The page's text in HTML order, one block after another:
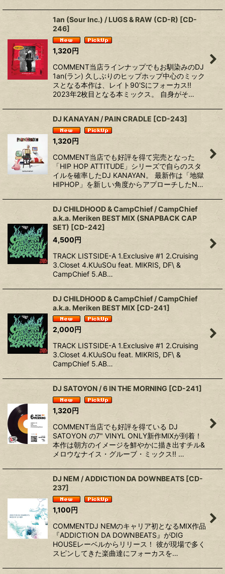
1an (Sour Inc.) / LUGS & RAW (CD-R) [CD-
246]
1,320円
COMMENT当店ラインナップでもお馴染みのDJ
1an(ラン) 久しぶりのヒップホップ中心のミック
スとなる本作は、レイト90'Sにフォーカス!!
2023年2枚目となる本ミックス。 自身がそ…
DJ KANAYAN / PAIN CRADLE [CD-243]
1,320円
COMMENT当店でも好評を得て完売となった
「HIP HOP ATTITUDE」シリーズで自らのスタ
イルを確率したDJ KANAYAN。 最新作は「地獄
HIPHOP」を新しい角度からアプローチしたN…
DJ CHILDHOOD & CampChief / CampChief
a.k.a. Meriken BEST MIX (SNAPBACK CAP
SET) [CD-242]
4,500円
TRACK LISTSIDE-A 1.Exclusive #1 2.Cruising
3.Closet 4.KUuSOu feat. MIKRIS, DF\ &
CampChief 5.AB…
DJ CHILDHOOD & CampChief / CampChief
a.k.a. Meriken BEST MIX [CD-241]
2,000円
TRACK LISTSIDE-A 1.Exclusive #1 2.Cruising
3.Closet 4.KUuSOu feat. MIKRIS, DF\ &
CampChief 5.AB…
DJ SATOYON / 6 IN THE MORNING [CD-241]
1,320円
COMMENT当店でも好評を得ている DJ
SATOYON の7" VINYL ONLY新作MIXが到着！
本作は朝方のイメージを鮮やかに描き出すチル&
メロウなナイス・グルーブ・ミックス!! …
DJ NEM / ADDICTION DA DOWNBEATS [CD-
237]
1,100円
COMMENTDJ NEMのキャリア初となるMIX作品
『ADDICTION DA DOWNBEATS』がDIG
HOUSEレーベルからリリース！ 彼が現場で多く
スピンしてきた楽曲達にフォーカスを…